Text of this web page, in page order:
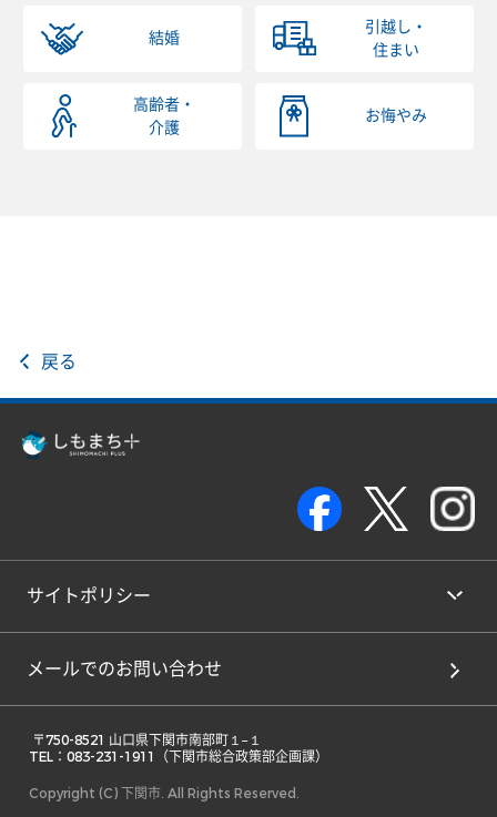
結婚
引越し・
住まい
高齢者・
介護
お悔やみ
戻る
サイトポリシー
メールでのお問い合わせ
TEL：083-231-1911（下関市総合政策部企画課）
Copyright (C) 下関市. All Rights Reserved.